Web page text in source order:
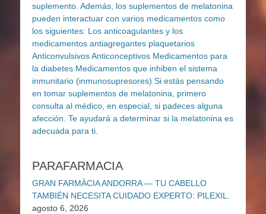
PARAFARMACIA
GRAN FARMÀCIA ANDORRA — TU CABELLO
TAMBIÉN NECESITA CUIDADO EXPERTO: PILEXIL.
agosto 6, 2026